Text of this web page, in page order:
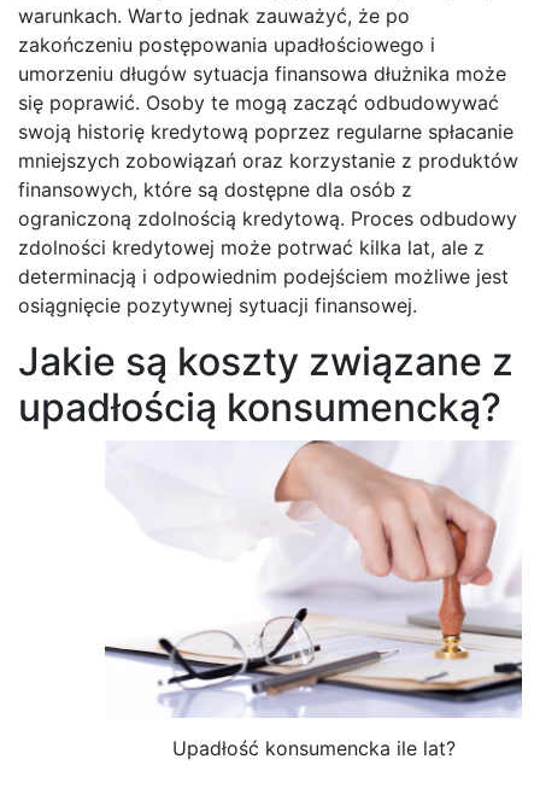
warunkach. Warto jednak zauważyć, że po
zakończeniu postępowania upadłościowego i
umorzeniu długów sytuacja finansowa dłużnika może
się poprawić. Osoby te mogą zacząć odbudowywać
swoją historię kredytową poprzez regularne spłacanie
mniejszych zobowiązań oraz korzystanie z produktów
finansowych, które są dostępne dla osób z
ograniczoną zdolnością kredytową. Proces odbudowy
zdolności kredytowej może potrwać kilka lat, ale z
determinacją i odpowiednim podejściem możliwe jest
osiągnięcie pozytywnej sytuacji finansowej.
Jakie są koszty związane z
upadłością konsumencką?
Upadłość konsumencka ile lat?